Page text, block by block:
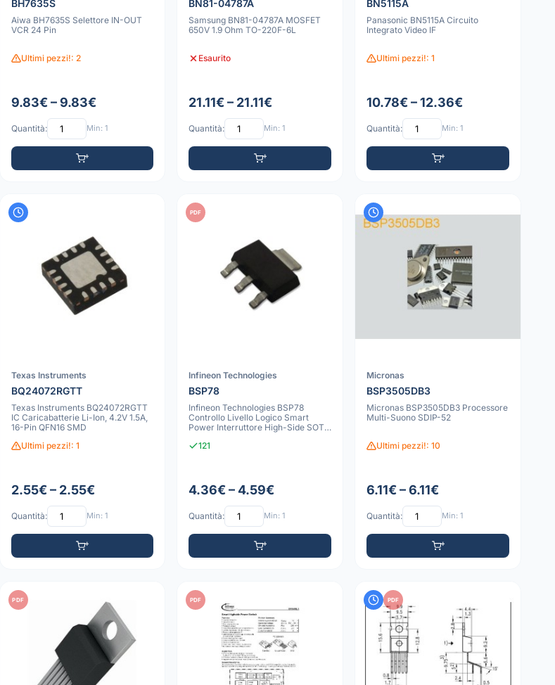
BH7635S
Aiwa BH7635S Selettore IN-OUT
VCR 24 Pin
Ultimi pezzi!: 2
9.83€ – 9.83€
Quantità: Min: 1
BN81-04787A
Samsung BN81-04787A MOSFET
650V 1.9 Ohm TO-220F-6L
Esaurito
21.11€ – 21.11€
Quantità: Min: 1
BN5115A
Panasonic BN5115A Circuito
Integrato Video IF
Ultimi pezzi!: 1
10.78€ – 12.36€
Quantità: Min: 1
Texas Instruments
BQ24072RGTT
Texas Instruments BQ24072RGTT
IC Caricabatterie Li-Ion, 4.2V 1.5A,
16-Pin QFN16 SMD
Ultimi pezzi!: 1
2.55€ – 2.55€
Quantità: Min: 1
PDF
Infineon Technologies
BSP78
Infineon Technologies BSP78
Controllo Livello Logico Smart
Power Interruttore High-Side SOT-
121
4.36€ – 4.59€
Quantità: Min: 1
Micronas
BSP3505DB3
Micronas BSP3505DB3 Processore
Multi-Suono SDIP-52
Ultimi pezzi!: 10
6.11€ – 6.11€
Quantità: Min: 1
PDF PDF PDF